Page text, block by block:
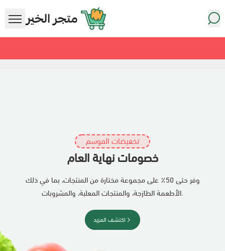
متجر معاينة سوبرماركت
تخفيضات الموسم
خصومات نهاية العام
وفر حتى 50٪ على مجموعة مختارة من المنتجات، بما في ذلك
الأطعمة الطازجة، والمنتجات المعلبة، والمشروبات.
اكتشف المزيد
أغذية عضوية وحيوية